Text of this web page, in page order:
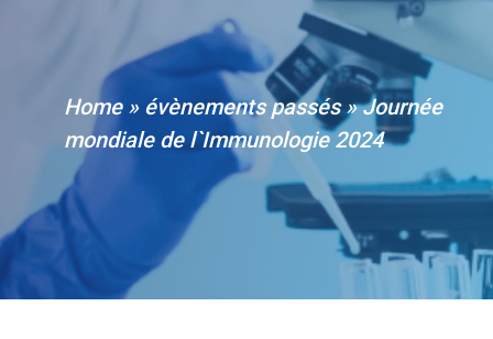
Home » évènements passés»Journée
mondiale de l`Immunologie 2024